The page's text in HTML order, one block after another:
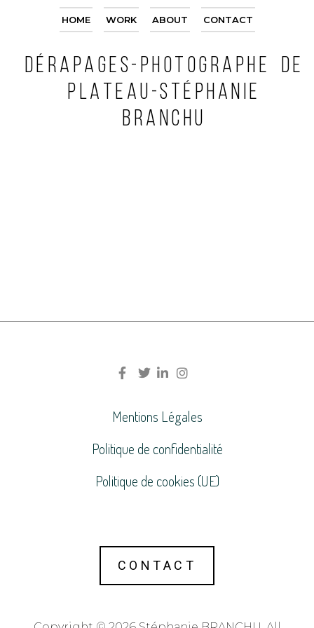
HOME WORK ABOUT CONTACT
DÉRAPAGES-PHOTOGRAPHE DE
PLATEAU-STÉPHANIE
BRANCHU
Mentions Légales
Politique de confidentialité
Politique de cookies (UE)
CONTACT